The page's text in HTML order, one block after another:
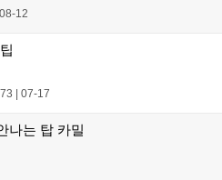
08-12
| 07-17
나는 탑 카밀